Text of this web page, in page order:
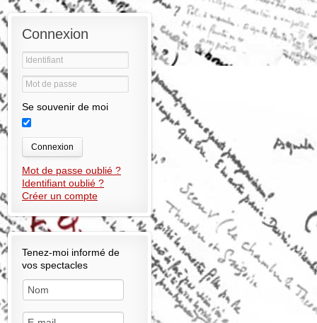
Connexion
Se souvenir de moi
Connexion
Mot de passe oublié ?
Identifiant oublié ?
Créer un compte
Tenez-moi informé de
vos spectacles